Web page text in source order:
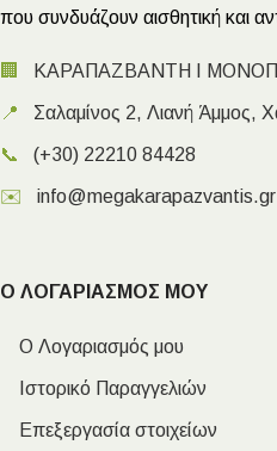
που συνδυάζουν αισθητική και
🏢 ΚΑΡΑΠΑΖΒΑΝΤΗ Ι
📍 Σαλαμίνος 2, Λιανή Άμμος,
📞 (+30) 22210 84428
✉️ info@megakarapazvantis.gr
Ο ΛΟΓΑΡΙΑΣΜΟΣ ΜΟΥ
Ο Λογαριασμός μου
Ιστορικό Παραγγελιών
Επεξεργασία στοιχείων